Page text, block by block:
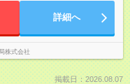
詳細へ
株式会社
掲載日：2026.08.07